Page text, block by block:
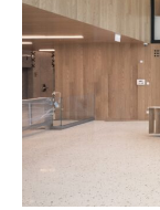
お問合わせ
プライバシーポリ
お問合わせ
プライバシーポリ